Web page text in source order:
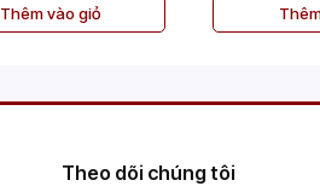
Thêm vào giỏ
Theo dõi chúng tôi